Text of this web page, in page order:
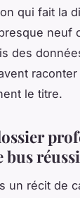
qui fait la
neuf
des
le titre.
bus réussi
un récit de